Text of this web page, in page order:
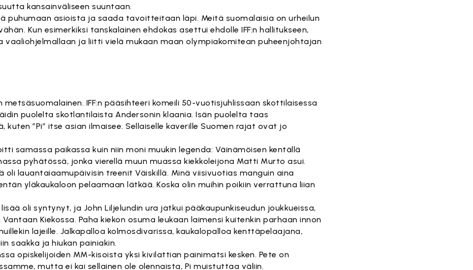
kansainväliseen suuntaan.
puhumaan asioista ja saada tavoitteitaan läpi. Meitä suomalaisia on urheilun
Kun esimerkiksi tanskalainen ehdokas asettui ehdolle IFF:n hallitukseen,
vaaliohjelmallaan ja liitti vielä mukaan maan olympiakomitean puheenjohtajan
metsäsuomalainen. IFF:n pääsihteeri komeili 50-vuotisjuhlissaan skottilaisessa
puolelta skotlantilaista Andersonin klaania. Isän puolelta taas
”Pi” itse asian ilmaisee. Sellaiselle kaverille Suomen rajat ovat jo
samassa paikassa kuin niin moni muukin legenda: Väinämöisen kentällä
pyhätössä, jonka vierellä muun muassa kiekkoleijona Matti Murto asui.
oli lauantaiaamupäivisin treenit Väiskillä. Minä viisivuotias manguin aina
yläkaukaloon pelaamaan lätkää. Koska olin muihin poikiin verrattuna liian
oli syntynyt, ja John Liljelundin ura jatkui pääkaupunkiseudun joukkueissa,
Kiekossa. Paha kiekon osuma leukaan laimensi kuitenkin parhaan innon
lajeille. Jalkapalloa kolmosdivarissa, kaukalopalloa kenttäpelaajana,
saakka ja hiukan painiakin.
opiskelijoiden MM-kisoista yksi kivilattian painimatsi kesken. Pete on
mutta ei kai sellainen ole olennaista, Pi muistuttaa väliin.